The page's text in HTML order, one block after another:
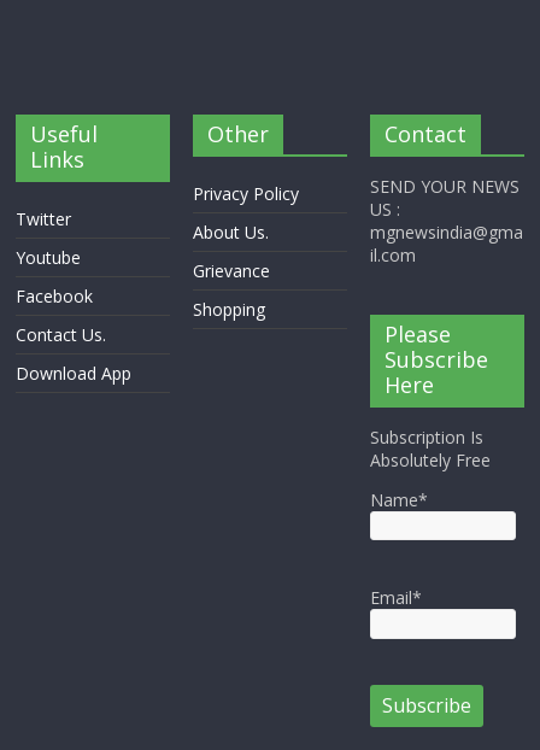
Useful
Links
Twitter
Youtube
Facebook
Contact Us.
Download App
Other
Privacy Policy
About Us.
Grievance
Shopping
Contact
SEND YOUR NEWS
US :
mgnewsindia@gma
il.com
Please
Subscribe
Here
Subscription Is
Absolutely Free
Name*
Email*